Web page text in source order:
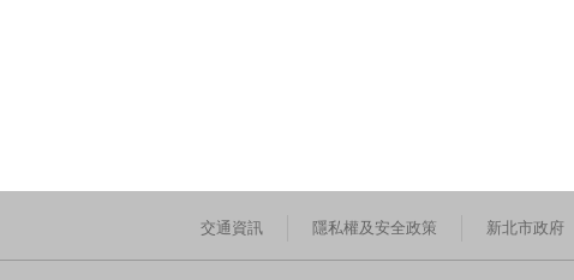
交通資訊 隱私權及安全政策 新北市政府